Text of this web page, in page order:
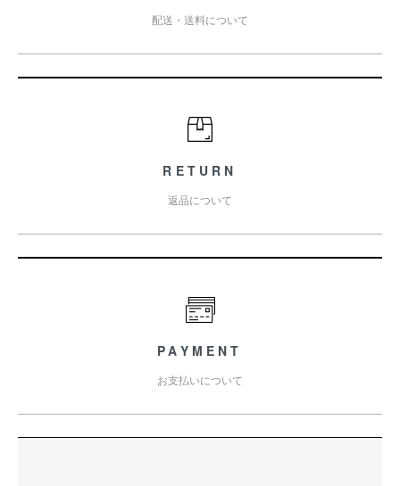
配送・送料について
RETURN
返品について
PAYMENT
お支払いについて